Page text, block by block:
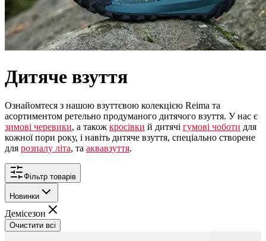
Дитяче взуття
Ознайомтеся з нашою взуттєвою колекцією Reima та
асортиментом ретельно продуманого дитячого взуття. У нас є
зимові черевики, а також кросівки й дитячі гумові чоботи для
кожної пори року, і навіть дитяче взуття, спеціально створене
для розпалу літа, та аквавзуття.
Фільтр товарів
Новинки
Демісезон
Очистити всі